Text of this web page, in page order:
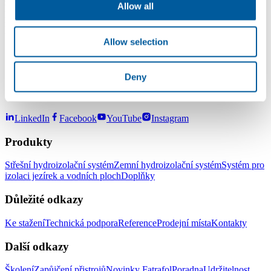
Allow all
Allow selection
Deny
pohledová záležitost, tak bych doporučil v místě kaluže fólii
naříznout, vložit pod fólii záplatu a tu v místě řezu provařit s horní
Ivan Kučera
LinkedIn Facebook YouTube Instagram
Produkty
Střešní hydroizolační systémZemní hydroizolační systémSystém pro
izolaci jezírek a vodních plochDoplňky
Důležité odkazy
Ke staženíTechnická podporaReferenceProdejní místaKontakty
Další odkazy